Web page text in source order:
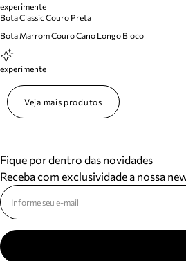
experimente
Bota Classic Couro Preta
Bota Marrom Couro Cano Longo Bloco
experimente
Veja mais produtos
Fique por dentro das novidades
Receba com exclusividade a nossa